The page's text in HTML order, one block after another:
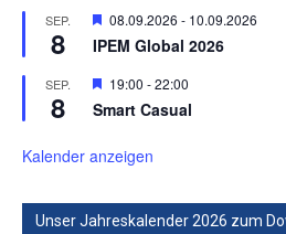
SEP.
8
Hervorgehoben
08.09.2026 - 10.09.2026
IPEM Global 2026
SEP.
8
Hervorgehoben
19:00 -22:00
Smart Casual
Kalender anzeigen
Unser Jahreskalender 2026 zum